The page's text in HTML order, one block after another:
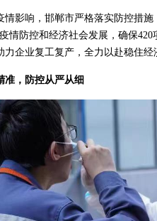
情影响，邯郸市严格落实防控措
情防控和经济社会发展，确保
力企业复工复产，全力以赴稳住经
准，防控从严从细